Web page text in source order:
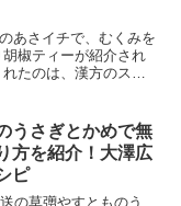
あさイチで、むくみを
椒ティーが紹介され
たのは、漢方のスペ
うり胡椒きゅうり胡
1...
うさぎとかめで無
方を紹介！大澤広
ピ
の草彅やすとものう